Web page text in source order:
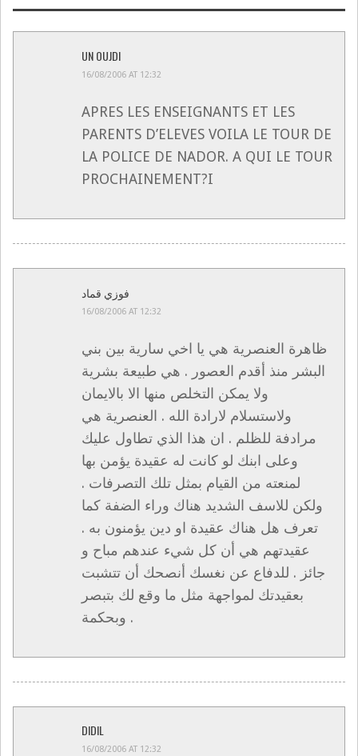
UN OUJDI
16/08/2006 AT 12:32
APRES LES ENSEIGNANTS ET LES
PARENTS D’ELEVES VOILA LE TOUR DE
LA POLICE DE NADOR. A QUI LE TOUR
PROCHAINEMENT?I
فوزي قماد
16/08/2006 AT 12:32
ظاهرة العنصرية هي يا اخي سارية بين بني
البشر منذ أقدم العصور . هي طبيعة بشرية
ولا يمكن التخلص منها الا بالايمان
ولاستسلام لارادة الله . العنصرية هي
مرادفة للظلم . ان هذا الذي تطاول عليك
وعلى ابنك لو كانت له عقيدة يؤمن بها
لمنعته من القيام بمثل تلك التصرفات .
ولكن للاسف الشديد هناك وراء الضفة كما
تعرف هل هناك عقيدة او دين يؤمنون به .
عقيدتهم هي أن كل شيء عندهم مباح و
جائز . للدفاع عن نغسك أنصحك أن تتشبت
بعقيدتك لمواجهة مثل ما وقع لك بتبصر
وبحكمة .
DIDIL
16/08/2006 AT 12:32